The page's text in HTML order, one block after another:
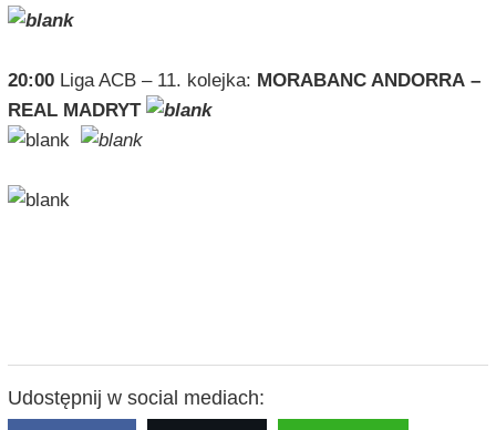
20:00Liga ACB – 11. kolejka: MORABANC ANDORRA –
REAL MADRYT
Udostępnij w social mediach: